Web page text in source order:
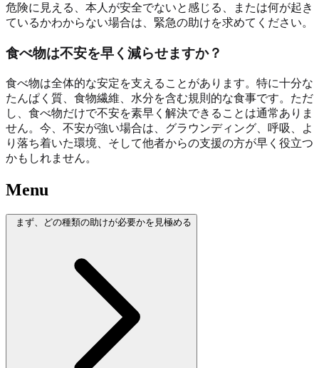
危険に見える、本人が安全でないと感じる、または何が起き
ているかわからない場合は、緊急の助けを求めてください。
食べ物は不安を早く減らせますか？
食べ物は全体的な安定を支えることがあります。特に十分な
たんぱく質、食物繊維、水分を含む規則的な食事です。ただ
し、食べ物だけで不安を素早く解決できることは通常ありま
せん。今、不安が強い場合は、グラウンディング、呼吸、よ
り落ち着いた環境、そして他者からの支援の方が早く役立つ
かもしれません。
Menu
まず、どの種類の助けが必要かを見極める